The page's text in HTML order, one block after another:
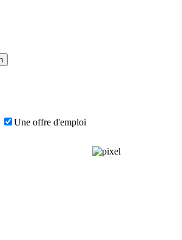
Une offre d'emploi